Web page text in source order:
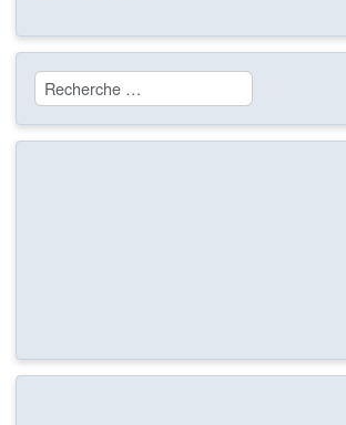
Rechercher